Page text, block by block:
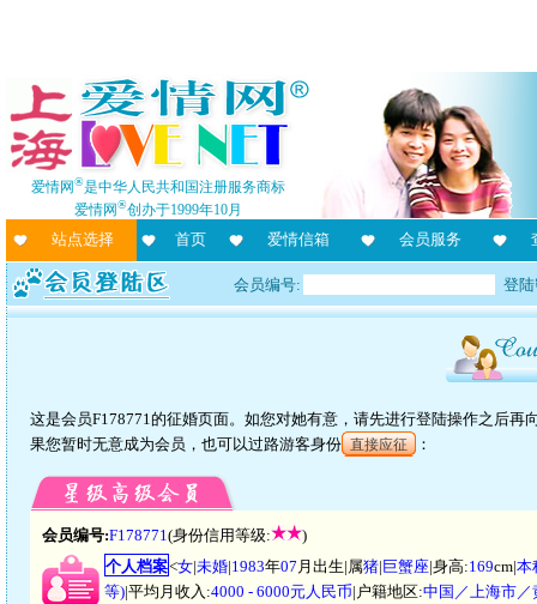
爱情网®是中华人民共和国注册服务商标
爱情网®创办于1999年10月
站点选择 首页 爱情信箱 会员服务
会员编号: 登
这是会员F178771的征婚页面。如您对她有意，请先进行登陆操作之后
果您暂时无意成为会员，也可以过路游客身份 直接应征 ：
会员编号:F178771(身份信用等级:
)
个人档案<女|未婚|1983年07 月出生|属猪| 巨蟹座|身高:169cm|本
等)|平均月收入:4000 - 6000元人民币|户籍地区:中国／上海市／